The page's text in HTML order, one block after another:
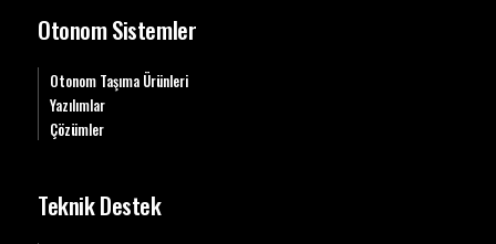
Otonom Sistemler
Otonom Taşıma Ürünleri
Yazılımlar
Çözümler
Teknik Destek